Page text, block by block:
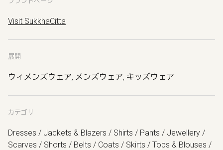
Visit SukkhaCitta
展開
ウィメンズウェア, メンズウェア, キッズウェア
カテゴリ
Dresses / Jackets & Blazers / Shirts / Pants / Jewellery /
Scarves / Shorts / Belts / Coats / Skirts / Tops & Blouses /